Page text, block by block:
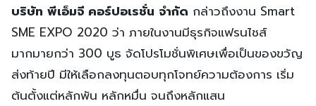
บริษัท พีเอ็มจี คอร์ปอเรชั่น จำกัด กล่าวถึงงาน Smart
SME EXPO 2020 ว่า ภายในงานมีธุรกิจแฟรนไชส์
มากมายกว่า 300 บูธ จัดโปรโมชั่นพิเศษเพื่อเป็นของขวัญ
ส่งท้ายปี มีให้เลือกลงทุนตอบทุกโจทย์ความต้องการ เริ่ม
ต้นตั้งแต่หลักพัน หลักหมื่น จนถึงหลักแสน